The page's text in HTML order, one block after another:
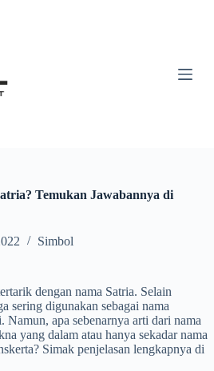
Temukan Jawabannya di
Simbol
dengan nama Satria. Selain
sering digunakan sebagai nama
apa sebenarnya arti dari nama
yang dalam atau hanya sekadar nama
Simak penjelasan lengkapnya di